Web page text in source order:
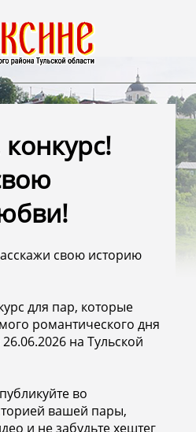
свою историю
для пар, которые
романтического дня
на Тульской
во
вашей пары,
и не забудьте хештег